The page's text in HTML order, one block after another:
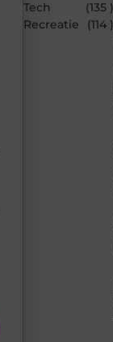
Tech
(135 )
Recreatie
(114 )